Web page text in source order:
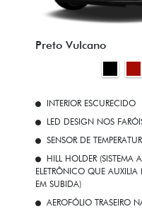
Preto Vulcano
INTERIOR ESCURECIDO
LED DESIGN NOS
SENSOR DE
HILL HOLDER (SISTEMA
ELETRÔNICO QUE
EM SUBIDA)
AEROFÓLIO TRASEIRO